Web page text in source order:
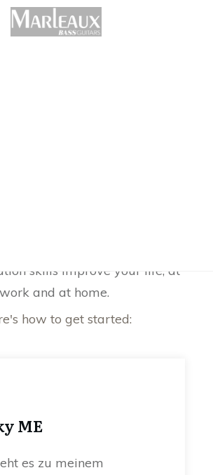
skills improve your life, at
work and at home.
how to get started:
ME
es zu meinem